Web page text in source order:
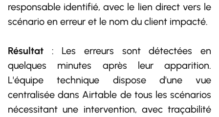
responsable identifié, avec le lien direct vers le
scénario en erreur et le nom du client impacté.
Résultat : Les erreurs sont détectées en
quelques minutes après leur apparition.
L'équipe technique dispose d'une vue
centralisée dans Airtable de tous les scénarios
nécessitant une intervention, avec traçabilité